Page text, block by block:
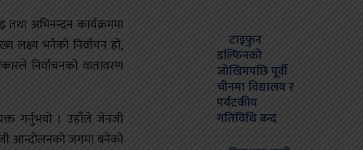
अभिनन्दन कार्यक्रममा
लक्ष्य भनेको निर्वाचन हो,
निर्वाचनको वातावरण
गर्नुभयो । उहाँले जेनजी
आन्दोलनको जगमा बनेको
टाइफुन
डल्फिनको
जोखिमपछि पूर्वी
चीनमा विद्यालय र
पर्यटकीय
गतिविधि बन्द